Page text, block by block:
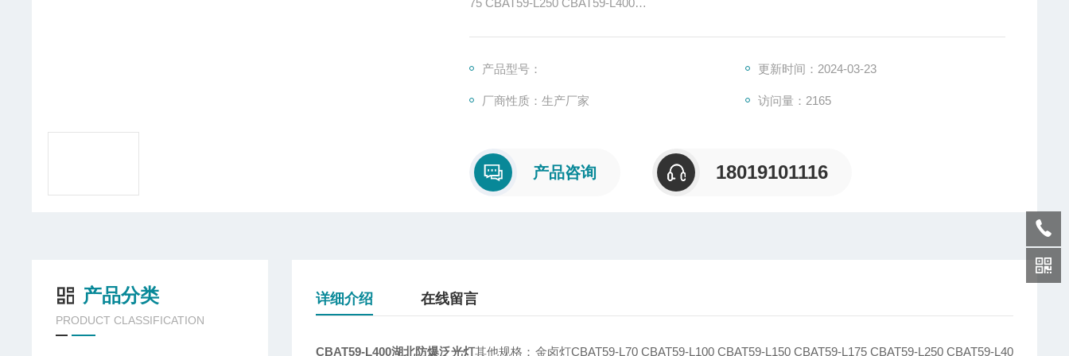
75 CBAT59-L250 CBAT59-L400
产品型号： 更新时间：2024-03-23
厂商性质：生产厂家 访问量：2165
产品咨询 18019101116
产品分类
PRODUCT CLASSIFICATION
详细介绍 在线留言
CBAT59-L400湖北防爆泛光灯其他规格：金卤灯CBAT59-L70 CBAT59-L100 CBAT59-L150 CBAT59-L175 CBAT59-L250 CBAT59-L40